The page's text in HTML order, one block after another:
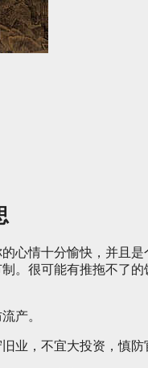
的心情十分愉快，并且
。很可能有推拖不了
产。
业，不宜大投资，慎防